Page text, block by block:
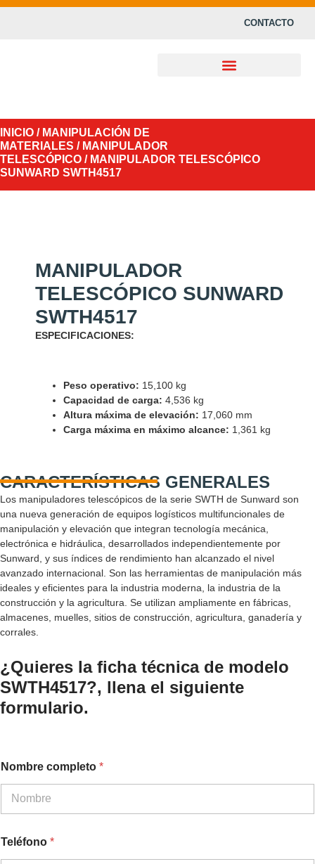
CONTACTO
INICIO / MANIPULACIÓN DE
MATERIALES / MANIPULADOR
TELESCÓPICO / MANIPULADOR TELESCÓPICO
SUNWARD SWTH4517
MANIPULADOR
TELESCÓPICO SUNWARD
SWTH4517
ESPECIFICACIONES:
Peso operativo: 15,100 kg
Capacidad de carga: 4,536 kg
Altura máxima de elevación: 17,060 mm
Carga máxima en máximo alcance: 1,361 kg
CARACTERÍSTICAS GENERALES
Los manipuladores telescópicos de la serie SWTH de Sunward son
una nueva generación de equipos logísticos multifuncionales de
manipulación y elevación que integran tecnología mecánica,
electrónica e hidráulica, desarrollados independientemente por
Sunward, y sus índices de rendimiento han alcanzado el nivel
avanzado internacional. Son las herramientas de manipulación más
ideales y eficientes para la industria moderna, la industria de la
construcción y la agricultura. Se utilizan ampliamente en fábricas,
almacenes, muelles, sitios de construcción, agricultura, ganadería y
corrales.
¿Quieres la ficha técnica de modelo
SWTH4517?, llena el siguiente
formulario.
Nombre completo *
Teléfono *